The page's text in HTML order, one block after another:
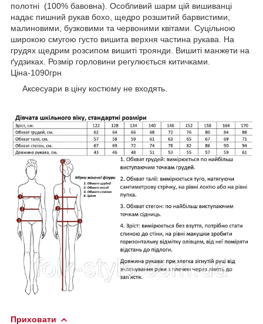
полотні (100% бавовна). Особливий шарм цій вишиванці
надає пишний рукав бохо, щедро розшитий барвистими,
малиновими, бузковими та червоними квітами. Суцільною
широкою смугою густо вишита верхня частина рукава. На
грудях щедрим розсипом вишиті троянди. Вишиті манжети на
ґудзиках. Розмір горловини регулюється китичками.
Ціна-1090грн
Аксесуари в ціну костюму не входять.
Приховати